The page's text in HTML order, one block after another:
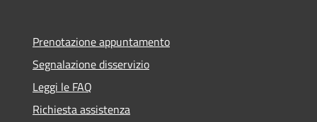
Prenotazione appuntamento
Segnalazione disservizio
Leggi le FAQ
Richiesta assistenza